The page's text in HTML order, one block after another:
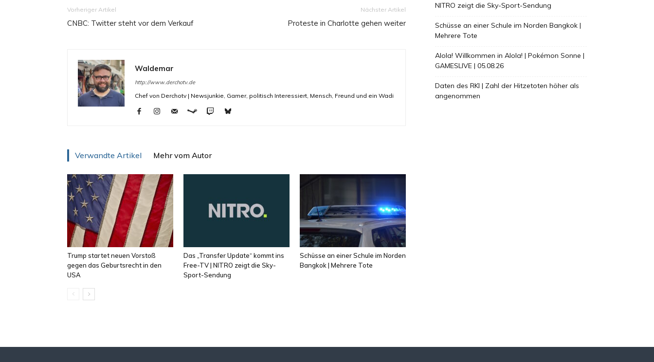
Vorheriger Artikel
CNBC: Twitter steht vor dem Verkauf
Nächster Artikel
Proteste in Charlotte gehen weiter
Waldemar
http://www.derchotv.de
Chef von Derchotv | Newsjunkie, Gamer, politisch Interessiert, Mensch, Freund und ein Wadi
Verwandte Artikel Mehr vom Autor
Trump startet neuen Vorstoß
gegen das Geburtsrecht in den
USA
Das „Transfer Update“ kommt ins
Free-TV | NITRO zeigt die Sky-
Sport-Sendung
Schüsse an einer Schule im Norden
Bangkok | Mehrere Tote
NITRO zeigt die Sky-Sport-Sendung
Schüsse an einer Schule im Norden Bangkok |
Mehrere Tote
Alola! Willkommen in Alola! | Pokémon Sonne |
GAMESLIVE | 05.08.26
Daten des RKI | Zahl der Hitzetoten höher als
angenommen